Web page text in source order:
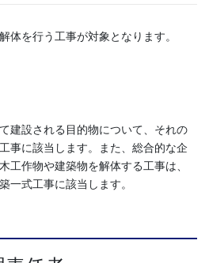
体を行う工事が対象となります。
建設される目的物について、それの
事に該当します。また、総合的な企
工作物や建築物を解体する工事は、
一式工事に該当します。